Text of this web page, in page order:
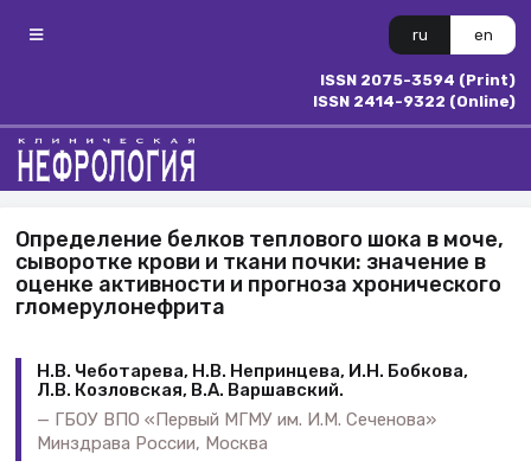
ru en
ISSN 2075-3594 (Print)
ISSN 2414-9322 (Online)
Определение белков теплового шока в моче,
сыворотке крови и ткани почки: значение в
оценке активности и прогноза хронического
гломерулонефрита
Н.В. Чеботарева, Н.В. Непринцева, И.Н. Бобкова,
Л.В. Козловская, В.А. Варшавский.
ГБОУ ВПО «Первый МГМУ им. И.М. Сеченова»
Минздрава России, Москва